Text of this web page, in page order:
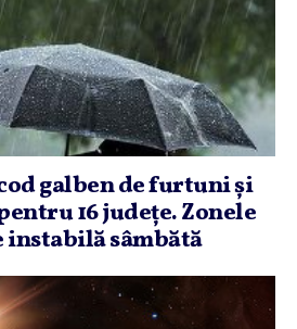
galben de furtuni şi
16 judeţe. Zonele
instabilă sâmbătă